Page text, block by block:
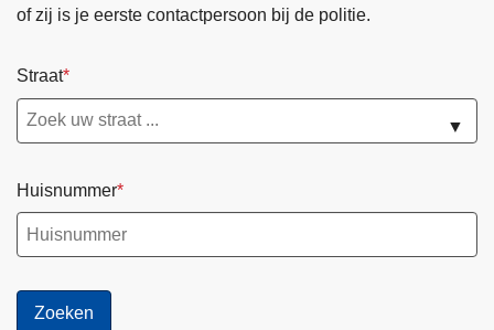
of zij is je eerste contactpersoon bij de politie.
Straat
▼
Huisnummer